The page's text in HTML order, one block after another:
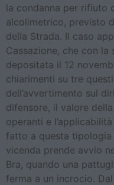
la condanna per rifiuto
alcolimetrico, previsto
della Strada. Il caso
Cassazione, che con
depositata il 12
chiarimenti su tre
dell’avvertimento sul
difensore, il valore
operanti e
fatto a questa
vicenda prende avvio
Bra, quando una
ferma a un incrocio.